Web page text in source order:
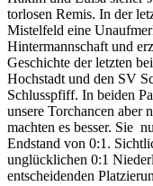
torlosen Remis. In der
Mistelfeld eine
Hintermannschaft und
Geschichte der letzten
Hochstadt und den SV
Schlusspfiff. In beiden
unsere Torchancen aber
machten es besser. Sie
Endstand von 0:1.
unglücklichen 0:1
entscheidenden